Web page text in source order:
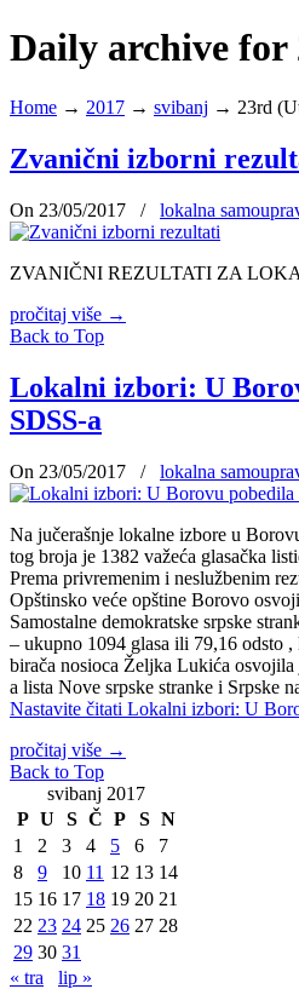
Daily archive for
Home → 2017 → svibanj → 23rd
Zvanični izborni
On 23/05/2017 / lokalna
ZVANIČNI REZULTATI ZA
pročitaj više →
Back to Top
Lokalni izbori: U
SDSS-a
On 23/05/2017 / lokalna
Na jučerašnje lokalne izbore u
tog broja je 1382 važeća glasačka
Prema privremenim i neslužbenim
Opštinsko veće opštine Borovo
Samostalne demokratske srpske
– ukupno 1094 glasa ili 79,16 odsto
birača nosioca Željka Lukića
a lista Nove srpske stranke i Srpske
Nastavite čitati Lokalni izbori: U
pročitaj više →
Back to Top
svibanj 2017
P U S Č P S N
1
2 3 4 5 6
7
8
9 10 11 12 13 14
15 16 17 18 19 20 21
22 23 24 25 26 27 28
29 30 31
« tra
lip »